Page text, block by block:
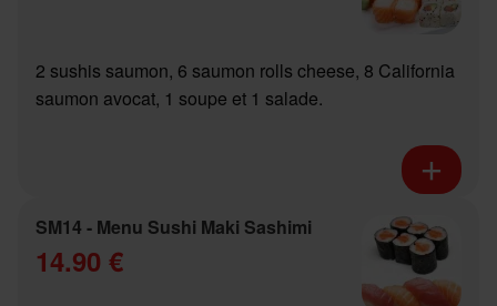
2 sushis saumon, 6 saumon rolls cheese, 8 California
saumon avocat, 1 soupe et 1 salade.
SM14 - Menu Sushi Maki Sashimi
14.90 €